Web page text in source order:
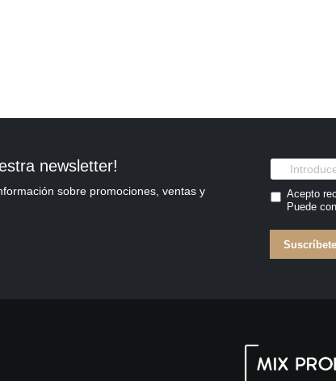
newsletter!
sobre promociones, ventas y
Acepto
Puede